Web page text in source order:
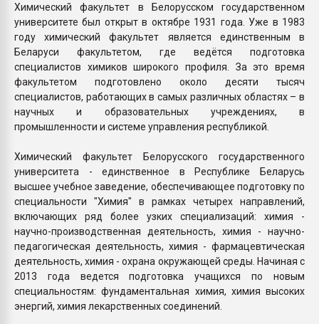
Химический факультет в Белорусском государственном
университете был открыт в октябре 1931 года. Уже в 1983
году химический факультет является единственным в
Беларуси факультетом, где ведётся подготовка
специалистов химиков широкого профиля. За это время
факультетом подготовлено около десяти тысяч
специалистов, работающих в самых различных областях – в
научных и образовательных учреждениях, в
промышленности и системе управления республикой.
Химический факультет Белорусского государственного
университета - единственное в Республике Беларусь
высшее учебное заведение, обеспечивающее подготовку по
специальности "Химия" в рамках четырех направлений,
включающих ряд более узких специализаций: химия -
научно-производственная деятельность, химия - научно-
педагогическая деятельность, химия - фармацевтическая
деятельность, химия - охрана окружающей среды. Начиная с
2013 года ведется подготовка учащихся по новым
специальностям: фундаментальная химия, химия высоких
энергий, химия лекарственных соединений.